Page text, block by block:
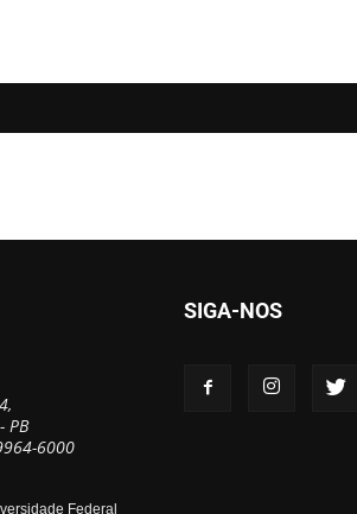
PB
6000
Federal
SIGA-NOS